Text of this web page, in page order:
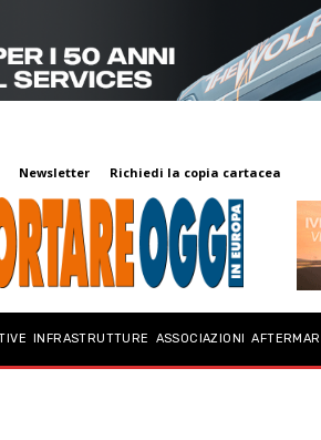
Newsletter Richiedi la copia cartacea
INFRASTRUTTURE ASSOCIAZIONI